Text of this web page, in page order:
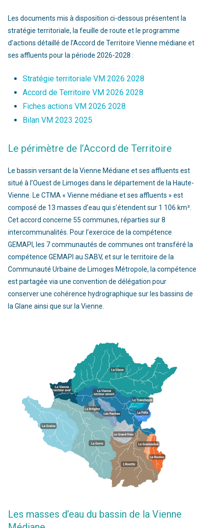
Les documents mis à disposition ci-dessous présentent la
stratégie territoriale, la feuille de route et le programme
d’actions détaillé de l’Accord de Territoire Vienne médiane et
ses affluents pour la période 2026-2028 :
Stratégie territoriale VM 2026 2028
Accord de Territoire VM 2026 2028
Fiches actions VM 2026 2028
Bilan VM 2023 2025
Le périmètre de l’Accord de Territoire
Le bassin versant de la Vienne Médiane et ses affluents est
situé à l’Ouest de Limoges dans le département de la Haute-
Vienne. Le CTMA « Vienne médiane et ses affluents » est
composé de 13 masses d’eau qui s’étendent sur 1 106 km².
Cet accord concerne 55 communes, réparties sur 8
intercommunalités. Pour l’exercice de la compétence
GEMAPI, les 7 communautés de communes ont transféré la
compétence GEMAPI au SABV, et sur le territoire de la
Communauté Urbaine de Limoges Métropole, la compétence
est partagée via une convention de délégation pour
conserver une cohérence hydrographique sur les bassins de
la Glane ainsi que sur la Vienne.
Les masses d’eau du bassin de la Vienne